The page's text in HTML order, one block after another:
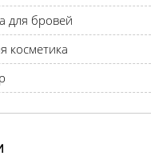
для бровей
косметика